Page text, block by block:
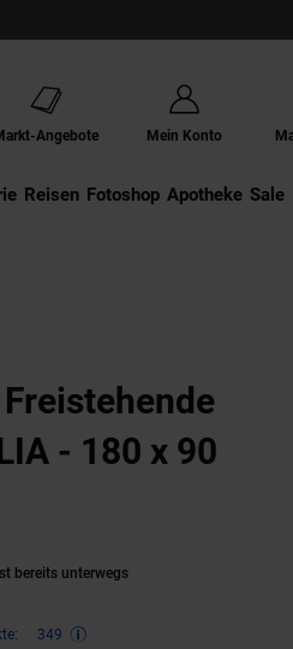
Angebote Mein Konto
Externer Link:
Reisen Externer Link:
Fotoshop Externer Link:
Apotheke Sale
Freistehende
- 180 x 90
bereits unterwegs
349